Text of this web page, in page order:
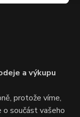
a výkupu
protože víme,
o součást vašeho